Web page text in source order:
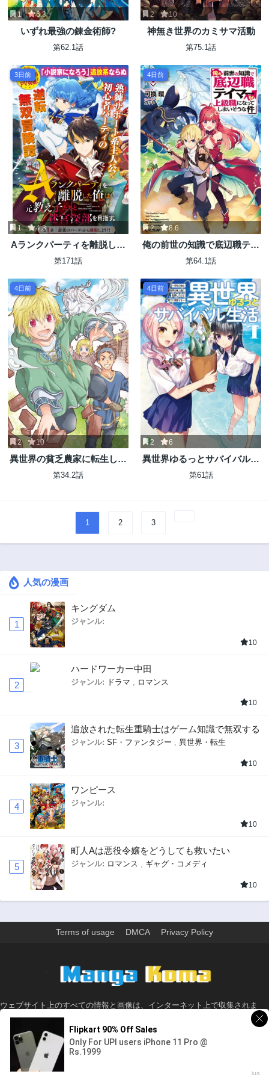
1 6.3
いずれ最強の錬金術師?
第62.1話
2 10
神無き世界のカミサマ活動
第75.1話
3日前
1 4.3
Aランクパーティを離脱した
俺は、元教え子たちと迷宮深
第171話
4日前
2 8.6
俺の前世の知識で底辺職テイ
マーが上級職になってしまい
第64.1話
4日前
2 10
異世界の貧乏農家に転生した
ので、レンガを作って城を建
第34.2話
4日前
2 6
異世界ゆるっとサバイバル生
活 ～学校の皆と異世界の無人
第61話
1 2 3
人気の漫画
1
キングダム
ジャンル:
10
2
ハードワーカー中田
ジャンル: ドラマ ロマンス
10
3
追放された転生重騎士はゲーム知識で無双する
ジャンル: SF・ファンタジー , 異世界・転生
10
4
ワンピース
ジャンル:
10
5
町人Aは悪役令嬢をどうしても救いたい
ジャンル: ロマンス , ギャグ・コメディ
10
Terms of usage DMCA Privacy Policy
ウェブサイト上のすべての情報と画像は、インターネット上で収集されま
す。 このウェブサイトの情報については、所有していないか、責任を負いま
せん。 個人や組織に影響を与える場合は、必要に応じて、すぐに検討して削
除します。